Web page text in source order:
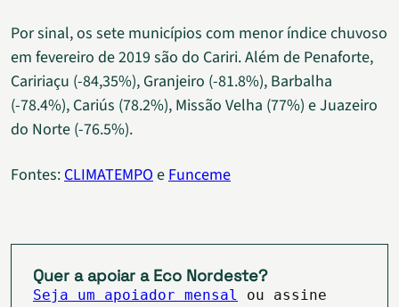
Por sinal, os sete municípios com menor índice chuvoso
em fevereiro de 2019 são do Cariri. Além de Penaforte,
Caririaçu (-84,35%), Granjeiro (-81.8%), Barbalha
(-78.4%), Cariús (78.2%), Missão Velha (77%) e Juazeiro
do Norte (-76.5%).
Fontes:CLIMATEMPOeFunceme
Quer a apoiar a Eco Nordeste?
Seja um apoiador mensal
ou assine